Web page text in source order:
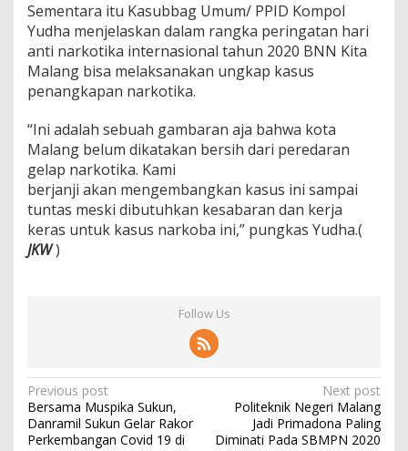
Sementara itu Kasubbag Umum/ PPID Kompol
Yudha menjelaskan dalam rangka peringatan hari
anti narkotika internasional tahun 2020 BNN Kita
Malang bisa melaksanakan ungkap kasus
penangkapan narkotika.
“Ini adalah sebuah gambaran aja bahwa kota
Malang belum dikatakan bersih dari peredaran
gelap narkotika. Kami
berjanji akan mengembangkan kasus ini sampai
tuntas meski dibutuhkan kesabaran dan kerja
keras untuk kasus narkoba ini,” pungkas Yudha.(
JKW)
Follow Us
P
o
Previous post
Bersama Muspika Sukun,
Danramil Sukun Gelar Rakor
Perkembangan Covid 19 di
Next post
Politeknik Negeri Malang
Jadi Primadona Paling
Diminati Pada SBMPN 2020